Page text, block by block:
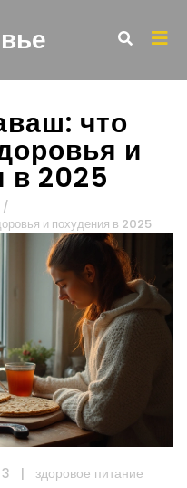
что
и
в 2025
/
и похудения в 2025
|
здоровое питание